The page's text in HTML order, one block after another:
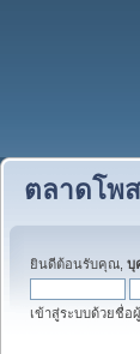
ตลาดโพ
ยินดีต้อนรับคุณ, บุ
เข้าสู่ระบบด้วยชื่อ